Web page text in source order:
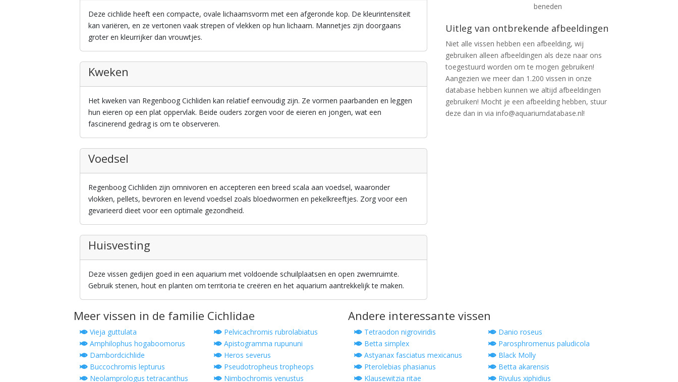
beneden
Uitleg van ontbrekende afbeeldingen
Niet alle vissen hebben een afbeelding, wij
gebruiken alleen afbeeldingen als deze naar ons
toegestuurd worden om te mogen gebruiken!
Aangezien we meer dan 1.200 vissen in onze
database hebben kunnen we altijd afbeeldingen
gebruiken! Mocht je een afbeelding hebben, stuur
deze dan in via info@aquariumdatabase.nl!
Deze cichlide heeft een compacte, ovale lichaamsvorm met een afgeronde kop. De kleurintensiteit
kan variëren, en ze vertonen vaak strepen of vlekken op hun lichaam. Mannetjes zijn doorgaans
groter en kleurrijker dan vrouwtjes.
Kweken
Het kweken van Regenboog Cichliden kan relatief eenvoudig zijn. Ze vormen paarbanden en leggen
hun eieren op een plat oppervlak. Beide ouders zorgen voor de eieren en jongen, wat een
fascinerend gedrag is om te observeren.
Voedsel
Regenboog Cichliden zijn omnivoren en accepteren een breed scala aan voedsel, waaronder
vlokken, pellets, bevroren en levend voedsel zoals bloedwormen en pekelkreeftjes. Zorg voor een
gevarieerd dieet voor een optimale gezondheid.
Huisvesting
Deze vissen gedijen goed in een aquarium met voldoende schuilplaatsen en open zwemruimte.
Gebruik stenen, hout en planten om territoria te creëren en het aquarium aantrekkelijk te maken.
Meer vissen in de familie Cichlidae
Vieja guttulata
Pelvicachromis rubrolabiatus
Amphilophus hogaboomorus
Apistogramma rupununi
Dambordcichlide
Heros severus
Buccochromis lepturus
Pseudotropheus tropheops
Neolamprologus tetracanthus
Nimbochromis venustus
Andere interessante vissen
Tetraodon nigroviridis
Danio roseus
Betta simplex
Parosphromenus paludicola
Astyanax fasciatus mexicanus
Black Molly
Pterolebias phasianus
Betta akarensis
Klausewitzia ritae
Rivulus xiphidius